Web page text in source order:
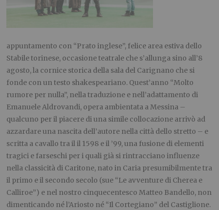
appuntamento con “Prato inglese”, felice area estiva dello
Stabile torinese, occasione teatrale che s’allunga sino all’8
agosto, la cornice storica della sala del Carignano che si
fonde con un testo shakespeariano. Quest’anno “Molto
rumore per nulla”, nella traduzione e nell’adattamento di
Emanuele Aldrovandi, opera ambientata a Messina –
qualcuno per il piacere di una simile collocazione arrivò ad
azzardare una nascita dell’autore nella città dello stretto – e
scritta a cavallo tra il il 1598 e il ’99, una fusione di elementi
tragici e farseschi per i quali già si rintracciano influenze
nella classicità di Caritone, nato in Caria presumibilmente tra
il primo e il secondo secolo (sue “Le avventure di Cherea e
Calliroe”) e nel nostro cinquecentesco Matteo Bandello, non
dimenticando né l’Ariosto né “Il Cortegiano” del Castiglione.